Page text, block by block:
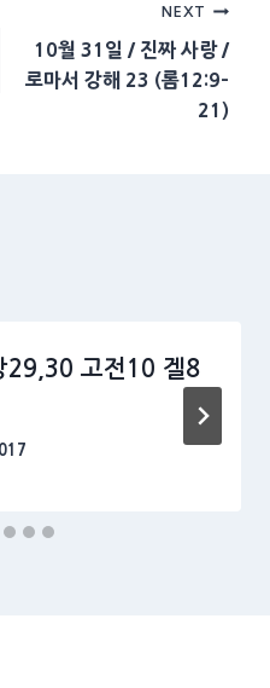
NEXT
10월 31일 / 진짜 사랑 /
로마서 강해 23 (롬12:9-
21)
29,30 고전10 겔8